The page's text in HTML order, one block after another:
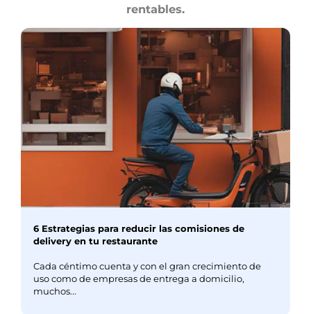
rentables.
6 Estrategias para reducir las comisiones de
delivery en tu restaurante
Cada céntimo cuenta y con el gran crecimiento de
uso como de empresas de entrega a domicilio,
muchos...